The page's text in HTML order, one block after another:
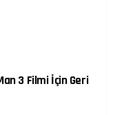
3 Filmi İçin Geri